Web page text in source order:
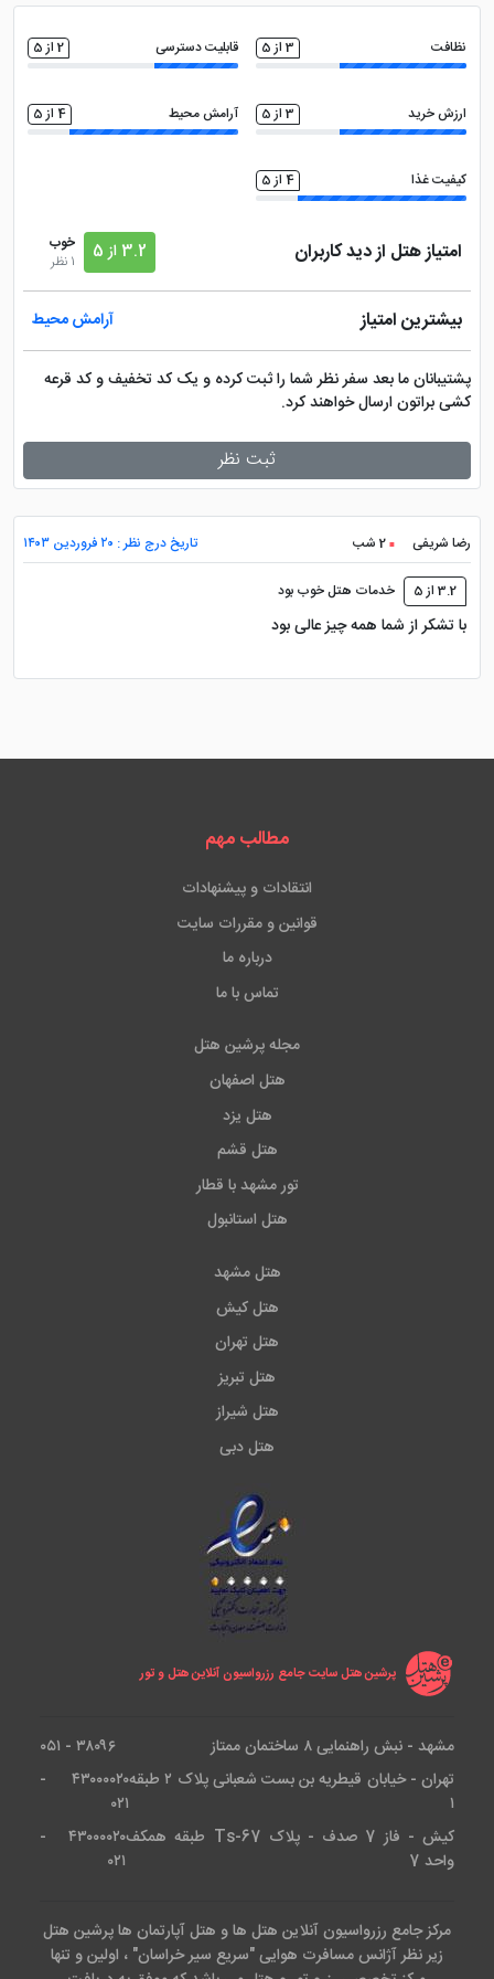
ماساژ سشوار
اینترنت با سرعت بالا
گشت درون و برون شهری سالن همایش
اتاق چمدان
مجموعه ورزشی ماهواره
کافی نت امکانات بازی کودکان
نظافت 3 از 5 قابلیت دسترسی 2 از 5
ارزش خرید 3 از 5 آرامش محیط 4 از 5
کیفیت غذا 4 از 5
امتیاز هتل از دید کاربران 3.2 از 5
خوب
1 نظر
بیشترین امتیاز آرامش محیط
پشتیبانان ما بعد سفر نظر شما را ثبت کرده و یک کد تخفیف و کد قرعه
کشی براتون ارسال خواهند کرد.
ثبت نظر
رضا شریفی 2 شب تاریخ درج نظر : ۲۰ فروردین ۱۴۰۳
3.2 از 5 خدمات هتل خوب بود
با تشکر از شما همه چیز عالی بود
مطالب مهم
انتقادات و پیشنهادات
قوانین و مقررات سایت
درباره ما
تماس با ما
مجله پرشین هتل
هتل اصفهان
هتل یزد
هتل قشم
تور مشهد با قطار
هتل استانبول
هتل مشهد
هتل کیش
هتل تهران
هتل تبریز
هتل شیراز
هتل دبی
پرشین هتل سایت جامع رزرواسیون آنلاین هتل و تور
مشهد - نبش راهنمایی ۸ ساختمان ممتاز
۳۸۰۹۶ - ۰۵۱
تهران - خیابان قیطریه بن بست شعبانی پلاک ۲ طبقه
۱
۴۳۰۰۰۰۲۰ -
۰۲۱
کیش - فاز 7 صدف - پلاک Ts-67 طبقه همکف
واحد 7
۴۳۰۰۰۰۲۰ -
۰۲۱
مرکز جامع رزرواسیون آنلاین هتل ها و هتل آپارتمان ها پرشین هتل
زیر نظر آژانس مسافرت هوایی "سریع سیر خراسان" ، اولین و تنها